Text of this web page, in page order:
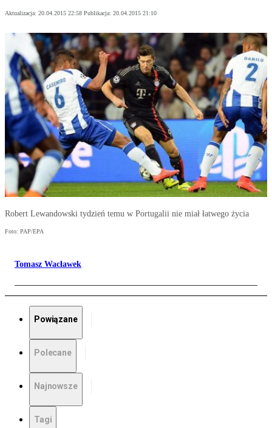
Aktualizacja: 20.04.2015 22:58 Publikacja: 20.04.2015 21:10
Robert Lewandowski tydzień temu w Portugalii nie miał łatwego życia
Foto: PAP/EPA
Tomasz Wacławek
Powiązane
Polecane
Najnowsze
Tagi